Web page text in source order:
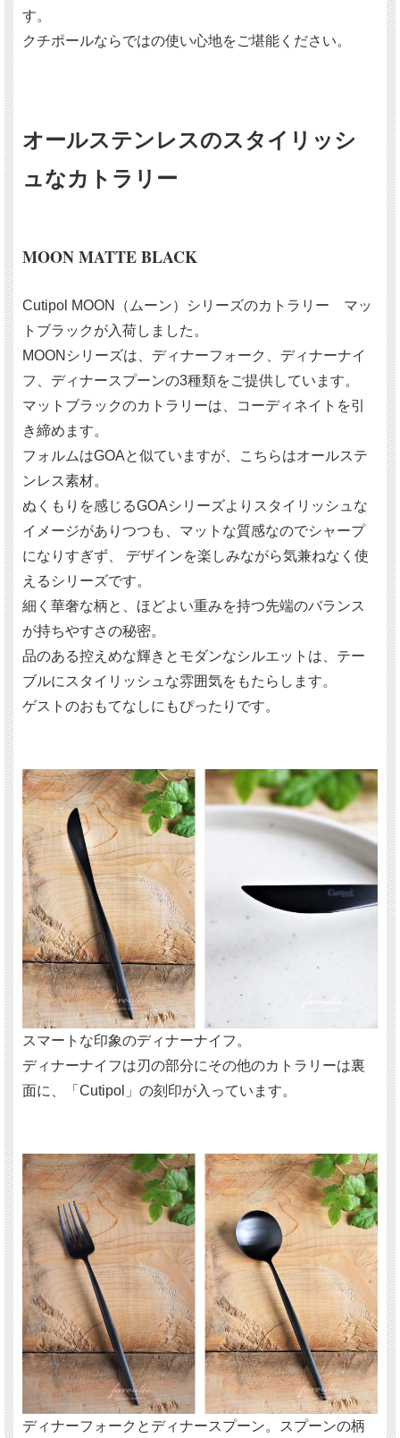
す。
クチポールならではの使い心地をご堪能ください。
オールステンレスのスタイリッシ
ュなカトラリー
MOON MATTE BLACK
Cutipol MOON（ムーン）シリーズのカトラリー マッ
トブラックが入荷しました。
MOONシリーズは、ディナーフォーク、ディナーナイ
フ、ディナースプーンの3種類をご提供しています。
マットブラックのカトラリーは、コーディネイトを引
き締めます。
フォルムはGOAと似ていますが、こちらはオールステ
ンレス素材。
ぬくもりを感じるGOAシリーズよりスタイリッシュな
イメージがありつつも、マットな質感なのでシャープ
になりすぎず、 デザインを楽しみながら気兼ねなく使
えるシリーズです。
細く華奢な柄と、ほどよい重みを持つ先端のバランス
が持ちやすさの秘密。
品のある控えめな輝きとモダンなシルエットは、テー
ブルにスタイリッシュな雰囲気をもたらします。
ゲストのおもてなしにもぴったりです。
スマートな印象のディナーナイフ。
ディナーナイフは刃の部分にその他のカトラリーは裏
面に、「Cutipol」の刻印が入っています。
ディナーフォークとディナースプーン。スプーンの柄